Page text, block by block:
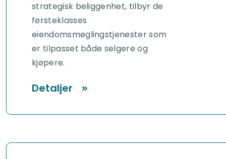
strategisk beliggenhet, tilbyr de
førsteklasses
eiendomsmeglingstjenester som
er tilpasset både selgere og
kjøpere.
Detaljer